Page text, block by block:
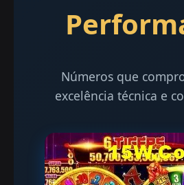
Números que
excelência técnica e